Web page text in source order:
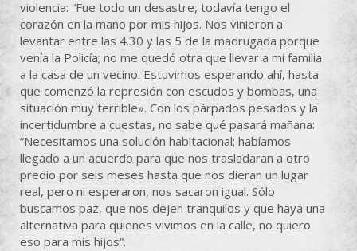
violencia: “Fue todo un desastre, todavía tengo el
corazón en la mano por mis hijos. Nos vinieron a
levantar entre las 4.30 y las 5 de la madrugada porque
venía la Policía; no me quedó otra que llevar a mi familia
a la casa de un vecino. Estuvimos esperando ahí, hasta
que comenzó la represión con escudos y bombas, una
situación muy terrible». Con los párpados pesados y la
incertidumbre a cuestas, no sabe qué pasará mañana:
“Necesitamos una solución habitacional; habíamos
llegado a un acuerdo para que nos trasladaran a otro
predio por seis meses hasta que nos dieran un lugar
real, pero ni esperaron, nos sacaron igual. Sólo
buscamos paz, que nos dejen tranquilos y que haya una
alternativa para quienes vivimos en la calle, no quiero
eso para mis hijos”.